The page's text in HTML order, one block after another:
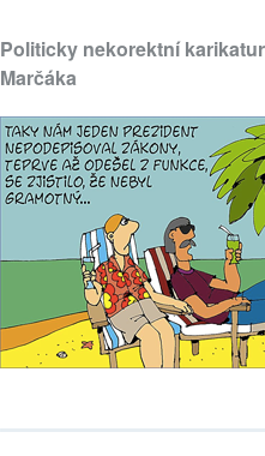
Politicky nekorektní
Marčáka